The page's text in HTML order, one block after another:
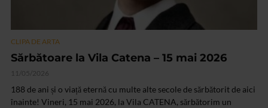
CLIPA DE ARTA
Sărbătoare la Vila Catena – 15 mai 2026
11/05/2026
188 de ani și o viață eternă cu multe alte secole de sărbătorit de aici
înainte! Vineri, 15 mai 2026, la Vila CATENA, sărbătorim un